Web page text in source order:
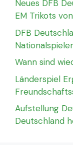
Neues DFB
EM Trikots
DFB
Nationalspieler
Wann sind
Länderspiel
Aufstellung
Deutschland